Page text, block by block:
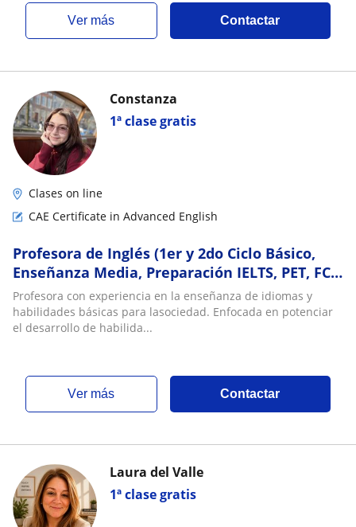
ver más Contactar
1ª clase gratis
Constanza
Clases on line
CAE Certificate in Advanced English
Profesora de Inglés (1er y 2do Ciclo Básico,
Enseñanza Media, Preparación IELTS, PET, FCE,
CAE)
Profesora con experiencia en la enseñanza de idiomas y
habilidades básicas para lasociedad. Enfocada en potenciar
el desarrollo de habilida...
ver más Contactar
1ª clase gratis
Laura del Valle